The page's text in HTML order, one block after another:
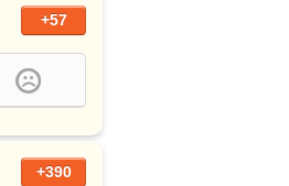
+57
+390